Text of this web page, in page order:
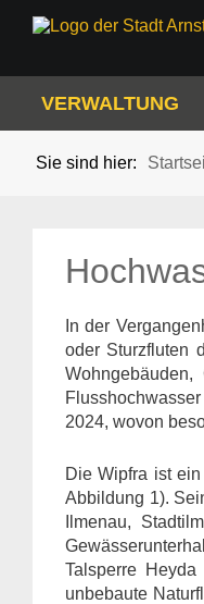
VERWALTUNG
Sie sind hier:
In der
oder Sturzfluten
2024, wovon
Die Wipfra ist
Abbildung 1).
Ilmenau,
Talsperre
unbebaute